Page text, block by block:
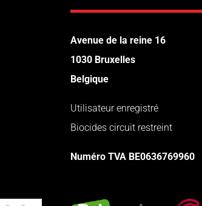
Avenue de la reine 16
1030 Bruxelles
Belgique
Utilisateur enregistré
Biocides circuit restreint
Numéro TVABE0636769960